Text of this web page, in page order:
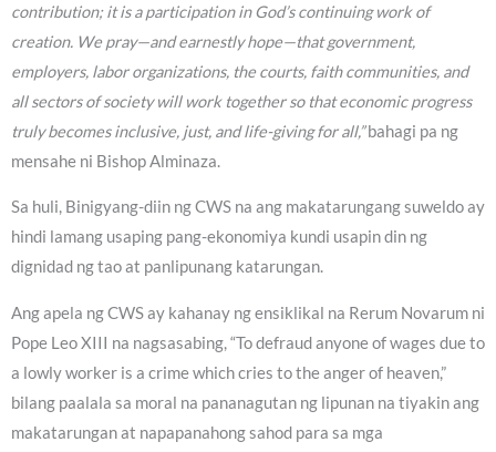
contribution; it is a participation in God’s continuing work of
creation. We pray—and earnestly hope—that government,
employers, labor organizations, the courts, faith communities, and
all sectors of society will work together so that economic progress
truly becomes inclusive, just, and life-giving for all,”bahagi pa ng
mensahe ni Bishop Alminaza.
Sa huli, Binigyang-diin ng CWS na ang makatarungang suweldo ay
hindi lamang usaping pang-ekonomiya kundi usapin din ng
dignidad ng tao at panlipunang katarungan.
Ang apela ng CWS ay kahanay ng ensiklikal na Rerum Novarum ni
Pope Leo XIII na nagsasabing, “To defraud anyone of wages due to
a lowly worker is a crime which cries to the anger of heaven,”
bilang paalala sa moral na pananagutan ng lipunan na tiyakin ang
makatarungan at napapanahong sahod para sa mga